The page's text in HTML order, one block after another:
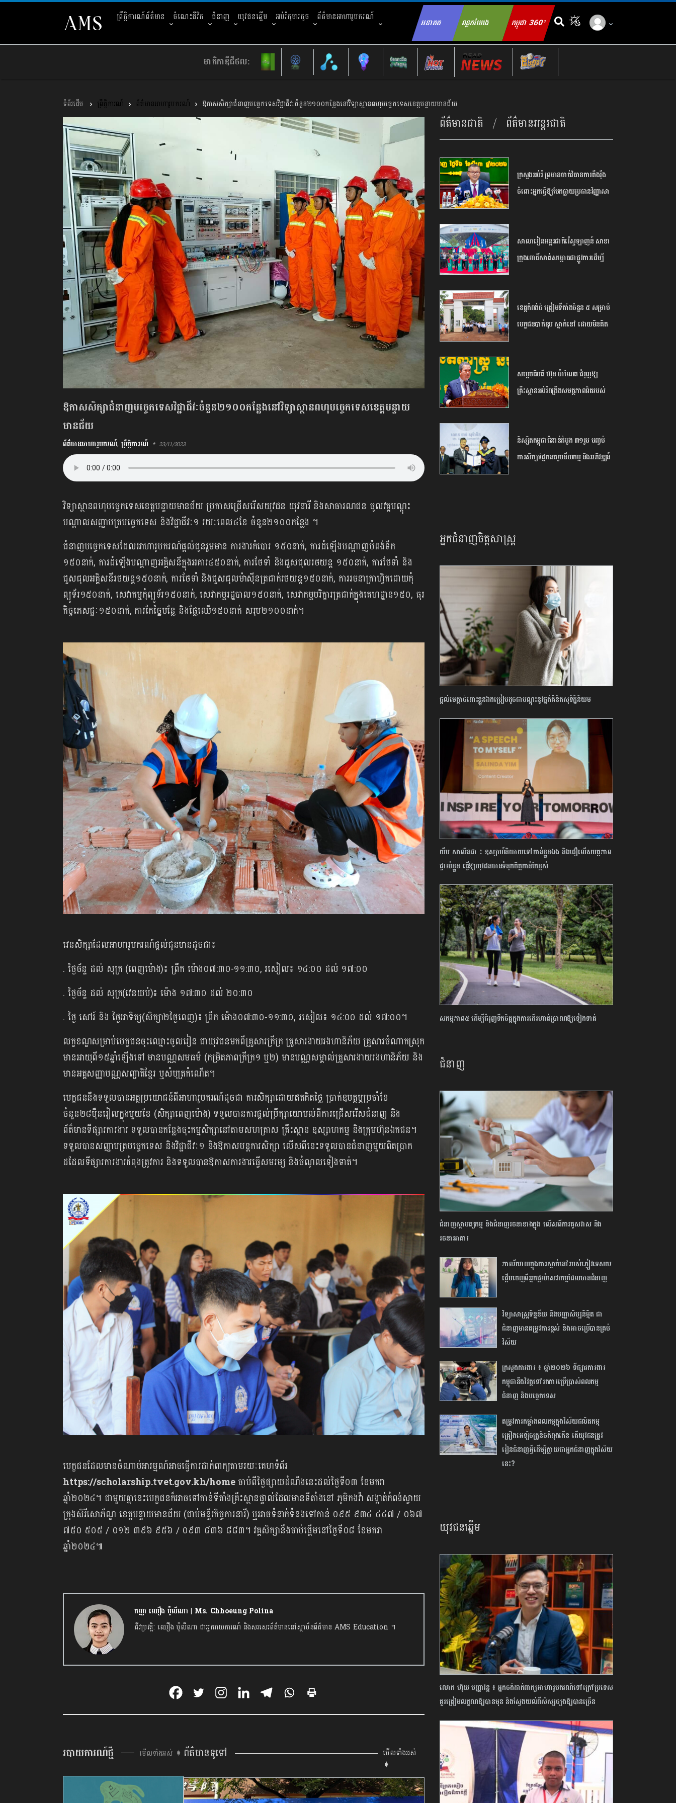
ព្រឹត្តិការណ៍ព័ត៌មាន ចំណេះជីវិត ជំនាញ យុវជនឆ្នើម អប់រំកុមារតូច ព័ត៌មានអាហារូបករណ៍ អនាគត ពន្លកបៃតង កម្ពុជា 360°
Search for:
មាតិកាឌីជីថល:
ព្រឹត្តិការណ៍ ព័ត៌មានអាហារូបករណ៍ ឱកាសសិក្សាជំនាញបច្ចេកទេសវិជ្ជាជីវៈចំនួន២១០០កន្លែងនៅវិទ្យាស្ថានពហុបច្ចេកទេសខេត្តបន្ទាយមានជ័យ
ឱកាសសិក្សាជំនាញបច្ចេកទេសវិជ្ជាជីវៈចំនួន២១០០កន្លែងនៅវិទ្យាស្ថានពហុបច្ចេកទេសខេត្តបន្ទាយ
មានជ័យ
ព័ត៌មានអាហារូបករណ៍,ព្រឹត្តិការណ៍ 23/11/2023
វិទ្យាស្ថានពហុបច្ចេកទេសខេត្តបន្ទាយមានជ័យ ប្រកាសជ្រើសរើសយុវជន យុវនារី និងសាធារណជន ចូលវគ្គបណ្ដុះ
បណ្ដាលសញ្ញាបត្របច្ចេកទេស និងវិជ្ជាជីវៈ១ រយៈពេល៤ខែ ចំនួន២១០០កន្លែង ។
ជំនាញបច្ចេកទេសដែលអាហារូបករណ៍ផ្ដល់ជូនរួមមាន ការងារកំបោរ ១៥០នាក់, ការដំឡើងបណ្ដាញបំពង់ទឹក
១៥០នាក់, ការដំឡើងបណ្ដាញអគ្គិសនីក្នុងអគារ៤៥០នាក់, ការថែទាំ និងជួសជុលរថយន្ត ១៥០នាក់, ការថែទាំ និង
ជួសជុលអគ្គិសនីរថយន្ត១៥០នាក់, ការថែទាំ និងជួសជុលម៉ាស៊ីនត្រជាក់រថយន្ត១៥០នាក់, ការរចនាក្រាហ្វិកដោយកុំ
ព្យូទ័រ១៥០នាក់, សេវាកម្មកុំព្យូទ័រ១៥០នាក់, សេវាកម្មរដ្ឋបាល១៥០នាក់, សេវាកម្មបរិក្ខារត្រជាក់ក្នុងគេហដ្ឋាន១៥០, ធុរ
កិច្ចភេសជ្ជៈ១៥០នាក់, ការកែច្នៃបន្លែ និងផ្លែឈើ១៥០នាក់ សរុប២១០០នាក់។
វេនសិក្សាដែលអាហារូបករណ៍ផ្ដល់ជូនមានដូចជា៖
. ថ្ងៃច័ន្ទ ដល់ សុក្រ (ពេញម៉ោង)៖ ព្រឹក ម៉ោង០៧:៣០-១១:៣០, រសៀល៖ ១៤:០០ ដល់ ១៧:០០
. ថ្ងៃច័ន្ទ ដល់ សុក្រ(វេនយប់)៖ ម៉ោង ១៧:៣០ ដល់ ២០:៣០
. ថ្ងៃ សៅរ៍ និង ថ្ងៃអាទិត្យ(សិក្សា២ថ្ងៃពេញ)៖ ព្រឹក ម៉ោង០៧:៣០-១១:៣០, រសៀល៖ ១៤:០០ ដល់ ១៧:០០។
លក្ខខណ្ឌសម្រាប់បេក្ខជនចុះឈ្មោះចូលរៀន ជាយុវជនមកពីគ្រួសារក្រីក្រ គ្រួសារងាយរងហានិភ័យ គ្រួសារចំណាកស្រុក
មានអាយុពី១៥ឆ្នាំឡើងទៅ មានបណ្ណសមធម៌ (កម្រិតភាពក្រីក្រ១ ឬ២) មានបណ្ណសម្គាល់គ្រួសារងាយរងហានិភ័យ និង
មានអត្តសញ្ញាបណ្ណសញ្ជាតិខ្មែរ ឬសំបុត្រកំណើត។
បេក្ខជននឹងទទួលបានអត្ថប្រយោជន៍ពីអាហារូបករណ៍ដូចជា ការសិក្សាដោយឥតគិតថ្លៃ ប្រាក់ឧបត្ថម្ភប្រចាំខែ
ចំនួន២៨ម៉ឺនរៀលក្នុងមួយខែ (សិក្សាពេញម៉ោង) ទទួលបានការផ្ដល់ប្រឹក្សាយោបល់ពីការជ្រើសរើសជំនាញ និង
ព័ត៌មានទីផ្សារការងារ ទទួលបានកន្លែងចុះកម្មសិក្សានៅតាមសហគ្រាស គ្រឹះស្ថាន ឧស្សាហកម្ម និងក្រុមហ៊ុនឯកជន។
ទទួលបានសញ្ញាបត្របច្ចេកទេស និងវិជ្ជាជីវៈ១ និងឱកាសបន្តការសិក្សា លើសពីនេះទទួលបានជំនាញមួយពិតប្រាក
ដដែលទីផ្សារការងារកំពុងត្រូវការ និងទទួលបានឱកាសការងារធ្វើសមរម្យ និងចំណូលទៀងទាត់។
បេក្ខជនដែលមានចំណាប់អារម្មណ៍អាចធ្វើការដាក់ពាក្យតាមរយៈគេហទំព័រ
https://scholarship.tvet.gov.kh/homeចាប់ពីថ្ងៃផ្សាយដំណឹងនេះដល់ថ្ងៃទី០៣ ខែមករា
ឆ្នាំ២០២៤។ ជាមួយគ្នានេះបេក្ខជនក៏អាចទៅកាន់ទីតាំងគ្រឹះស្ថានផ្ទាល់ដែលមានទីតាំងនៅ ភូមិកងវ៉ា សង្កាត់កំពង់ស្វាយ
ក្រុងសិរីសោភ័ណ្ឌ ខេត្តបន្ទាយមានជ័យ (ជាប់មន្ទីរកិច្ចការនារី) ឬអាចទំនាក់ទំនងទៅកាន់ ០៩៥ ៩៣៤ ៤៤៧ / ០៦៧
៧៥០ ៥០៥ / ០១២​ ៣៩៦ ៩៥៦ / ០៩៣ ៨៣៦ ៨៨៣។ វគ្គសិក្សានឹងចាប់ផ្ដើមនៅថ្ងៃទី០៨ ខែមករា
ឆ្នាំ២០២៤៕
កញ្ញា ឈឿង ប៉ូលីណា | Ms. Chhoeung Polina
ជីវប្រវត្តិ: ឈឿង ប៉ូលីណា ជាអ្នករាយការណ៍ និងសរសេរព័ត៌មាននៅស្ថាប័នព័ត៌មាន AMS Education ។
របាយការណ៍ថ្មី មើលទាំងអស់ ➧ ព័ត៌មានទូទៅ
មើលទាំងអស់
➧
ព័ត៌មានជាតិ ព័ត៌មានអន្តរជាតិ
ក្រសួង​អប់រំ ​ព្រមាន​ចាត់​វិធានការ​តឹងរ៉ឹង​
ចំពោះ​អ្នក​ធ្វើឱ្យ​បែកធ្លាយ​ប្រធាន​វិញ្ញាសា​
សាលារៀន​អន្តរជាតិ​វ៉េស្ទឡាញន៍​ ​សាខា​
ក្រុង​ពោធិ៍សាត់​សម្ពោធ​ជា​ផ្លូវការ​​ដើម្បី​
ខេត្ត​កំពង់ធំ​ ត្រៀម​ទីតាំង​ចំនួន​ ​៥​ ​សម្រាប់​
បេក្ខជន​បាក់ឌុប ស្នាក់នៅ ​ដោយ​មិន​គិត​
សម្តេច​ធិបតី​ ហ៊ុន​ ​ម៉ាណែត ​ជំរុញ​ឱ្យ​
គ្រឹះស្ថាន​អប់រំ​ពង្រឹង​សមត្ថភាព​ពិត​របស់​
និស្សិត​កម្ពុជា​ជំនាន់​ដំបូង​ ​៣១​រូប​ ​បញ្ចប់​
ការ​សិក្សា​ផ្នែក​នគរូបនីយកម្ម ​និង​អភិវឌ្ឍន៍​
អ្នកជំនាញចិត្តសាស្រ្ត
ផ្តល់មេត្តាចំពោះខ្លួនឯងប្រៀបដូចជាបណ្តុះនូវផ្នត់គំនិតសុទិដ្ឋិនិយម
យឹម សាលីនដា ៖ ឧស្សាហ៍និយាយទៅកាន់ខ្លួនឯង និងជឿលើសមត្ថភាព
ផ្ទាល់ខ្លួន ធ្វើ​ឱ្យ​យុវជន​មានទំនុកចិត្ត​កាន់តែខ្ពស់
សកម្មភាព៥ ដើម្បីជំរុញទឹកចិត្តក្នុងការដើរហាត់ប្រាណឱ្យទៀងទាត់
ជំនាញ
ជំនាញស្ថាបត្យកម្ម និងជំនាញរចនាខាងក្នុង លើសពីការគូសវាស និង
រចនាអាគារ
ភាពរីករាយក្នុង​ការស្នាក់នៅរបស់ភ្ញៀវទេសចរ
ផ្ដើមចេញពីអ្នកផ្ដល់សេវាកម្មដែលមានជំនាញ
វិទ្យាសាស្ត្រទិន្នន័យ និងបញ្ញាសិប្បនិម្មិត ជា
ជំនាញមានតម្រូវការខ្ពស់ និងអាចប្រើបានគ្រប់
វិស័យ
ក្រសួងការងារ ៖ ឆ្នាំ២០២៦ ទីផ្សារការងារ
កម្ពុជានឹងវិវត្ត​ទៅ​រក​ការប្រើប្រាស់​ពលកម្ម
ជំនាញ និងបច្ចេកទេស
តម្រូវការកម្លាំងពលកម្មក្នុងវិស័យផលិតកម្ម
គ្រឿងអេឡិចត្រូនិចកំពុងកើន តើយុវជនត្រូវ
រៀនជំនាញអ្វី​ដើម្បី​ក្លាយជាអ្នកជំនាញ​ក្នុងវិស័យ
នេះ?
យុវជនឆ្នើម
លោក ហ៊ុយ បញ្ញាវន្ត ៖ អ្នកចង់ដាក់ពាក្យអាហារូបករណ៍ទៅក្រៅប្រទេស
គួរត្រៀមលក្ខណឱ្យបានមុន និងស្វែងយល់ពីសិស្សច្បងឱ្យបានច្រើន